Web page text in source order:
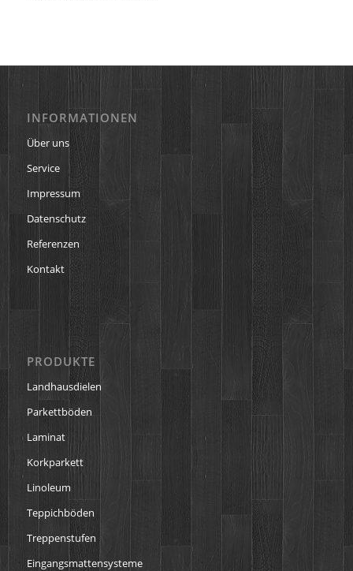
INFORMATIONEN
Über uns
Service
Impressum
Datenschutz
Referenzen
Kontakt
PRODUKTE
Landhausdielen
Parkettböden
Laminat
Korkparkett
Linoleum
Teppichböden
Treppenstufen
Eingangsmattensysteme